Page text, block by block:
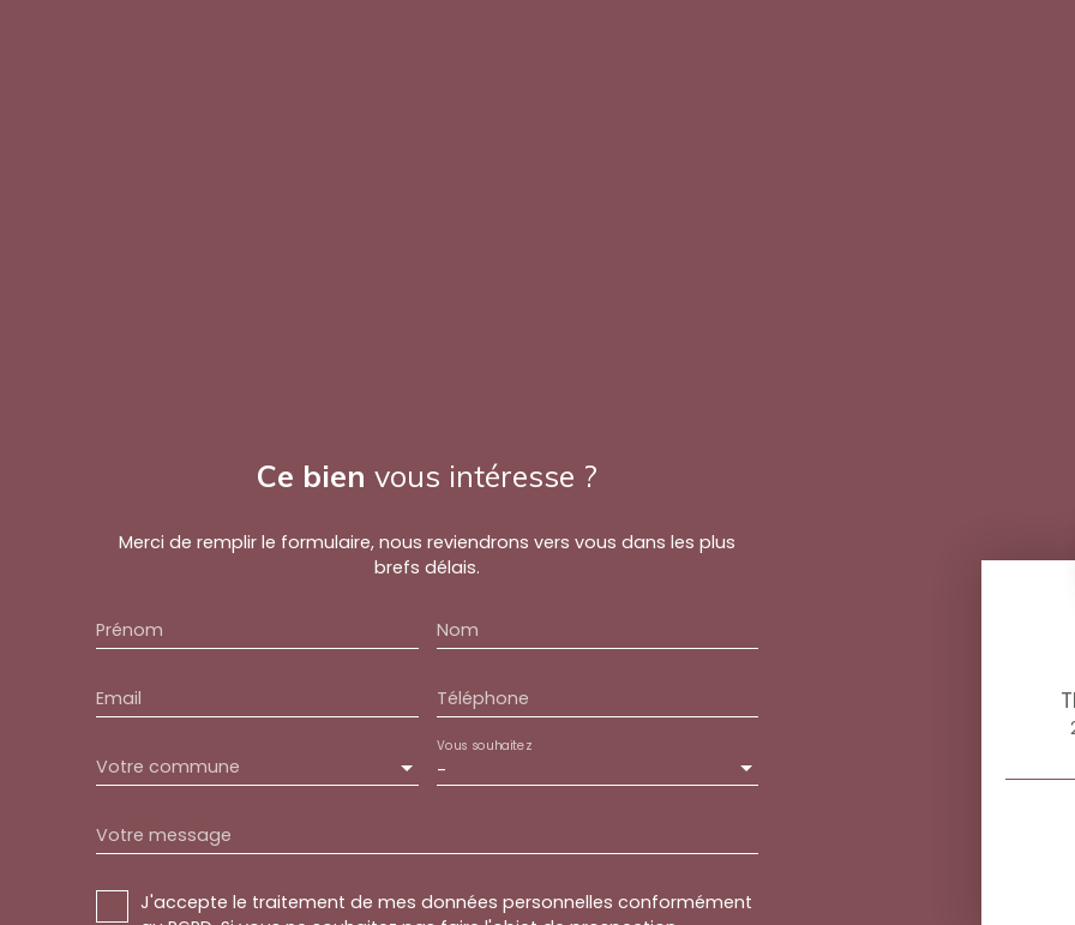
Ce bien vous intéresse ?
Merci de remplir le formulaire, nous reviendrons vers vous dans les plus
brefs délais.
Prénom Nom
Email Téléphone
Votre commune -
Vous souhaitez
Votre message
J'accepte le traitement de mes données personnelles conformément